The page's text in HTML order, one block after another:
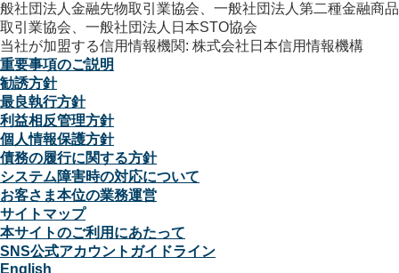
般社団法人金融先物取引業協会、一般社団法人第二種金融商品
取引業協会、一般社団法人日本STO協会
当社が加盟する信用情報機関: 株式会社日本信用情報機構
重要事項のご説明
勧誘方針
最良執行方針
利益相反管理方針
個人情報保護方針
債務の履行に関する方針
システム障害時の対応について
お客さま本位の業務運営
サイトマップ
本サイトのご利用にあたって
SNS公式アカウントガイドライン
English